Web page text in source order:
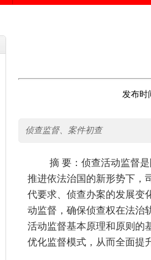
发布时
侦查监督、案件初查
摘 要：侦查活动监督是
推进依法治国的新形势下，
代要求、侦查办案的发展变
动监督，确保侦查权在法治
活动监督基本原理和原则的
优化监督模式，从而全面提